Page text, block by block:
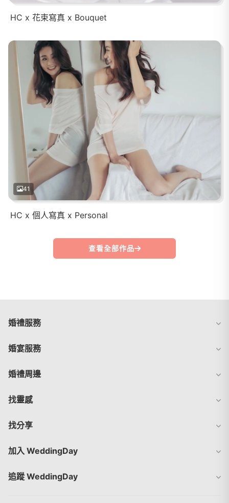
HC x 花束寫真 x Bouquet
41
HC x 個人寫真 x Personal
查看全部作品
婚禮服務
婚宴服務
婚禮周邊
找靈感
找分享
加入 WeddingDay
追蹤 WeddingDay